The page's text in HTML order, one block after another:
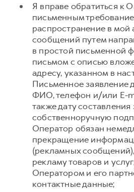
Я вправе обратиться к
письменным
распространение в
сообщений путем
в простой письменной
письмом с описью
адресу, указанном в
Письменное заявление
ФИО, телефон и/или E-
также дату составления
собственноручную
Оператор обязан
прекращение
(рекламных
рекламу товаров и
Оператором и его
контактные данные;